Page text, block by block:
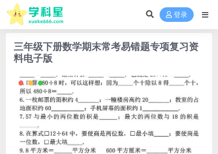
登录
三年级下册数学期末常考易错题专项复习资
料电子版